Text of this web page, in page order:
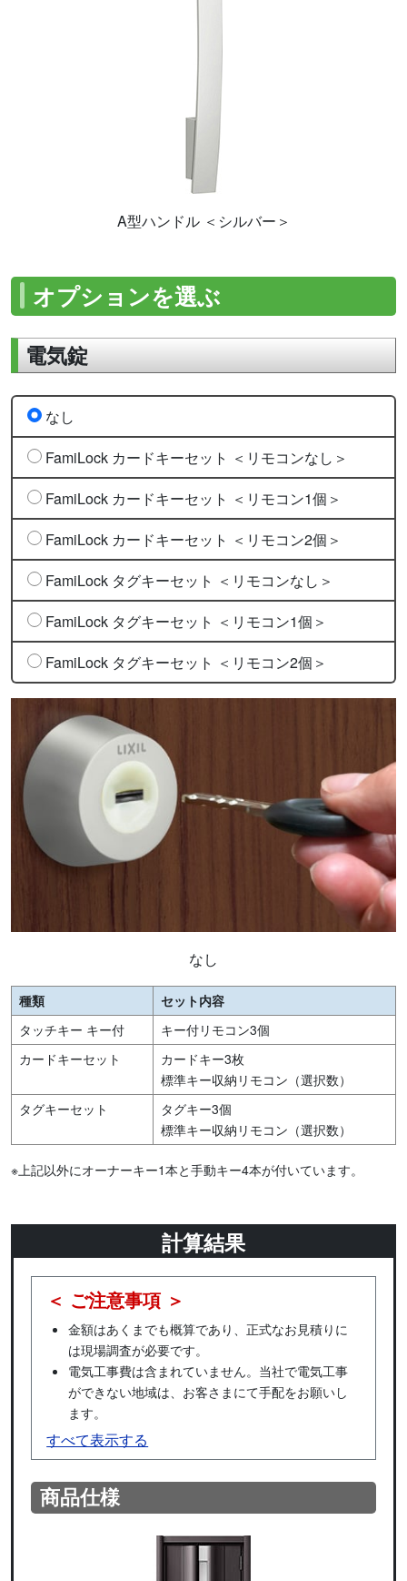
A型ハンドル ＜シルバー＞
オプションを選ぶ
電気錠
なし
種類
セット内容
タッチキー キー付
キー付リモコン3個
カードキーセット
カードキー3枚
標準キー収納リモコン（選択数）
タグキーセット
タグキー3個
標準キー収納リモコン（選択数）
※上記以外にオーナーキー1本と手動キー4本が付いています。
なし
FamiLock カードキーセット ＜リモコンなし＞
FamiLock カードキーセット ＜リモコン1個＞
FamiLock カードキーセット ＜リモコン2個＞
FamiLock タグキーセット ＜リモコンなし＞
FamiLock タグキーセット ＜リモコン1個＞
FamiLock タグキーセット ＜リモコン2個＞
計算結果
＜ ご注意事項 ＞
金額はあくまでも概算であり、正式なお見積りに
は現場調査が必要です。
電気工事費は含まれていません。当社で電気工事
ができない地域は、お客さまにて手配をお願いし
ます。
すべて表示する
商品仕様